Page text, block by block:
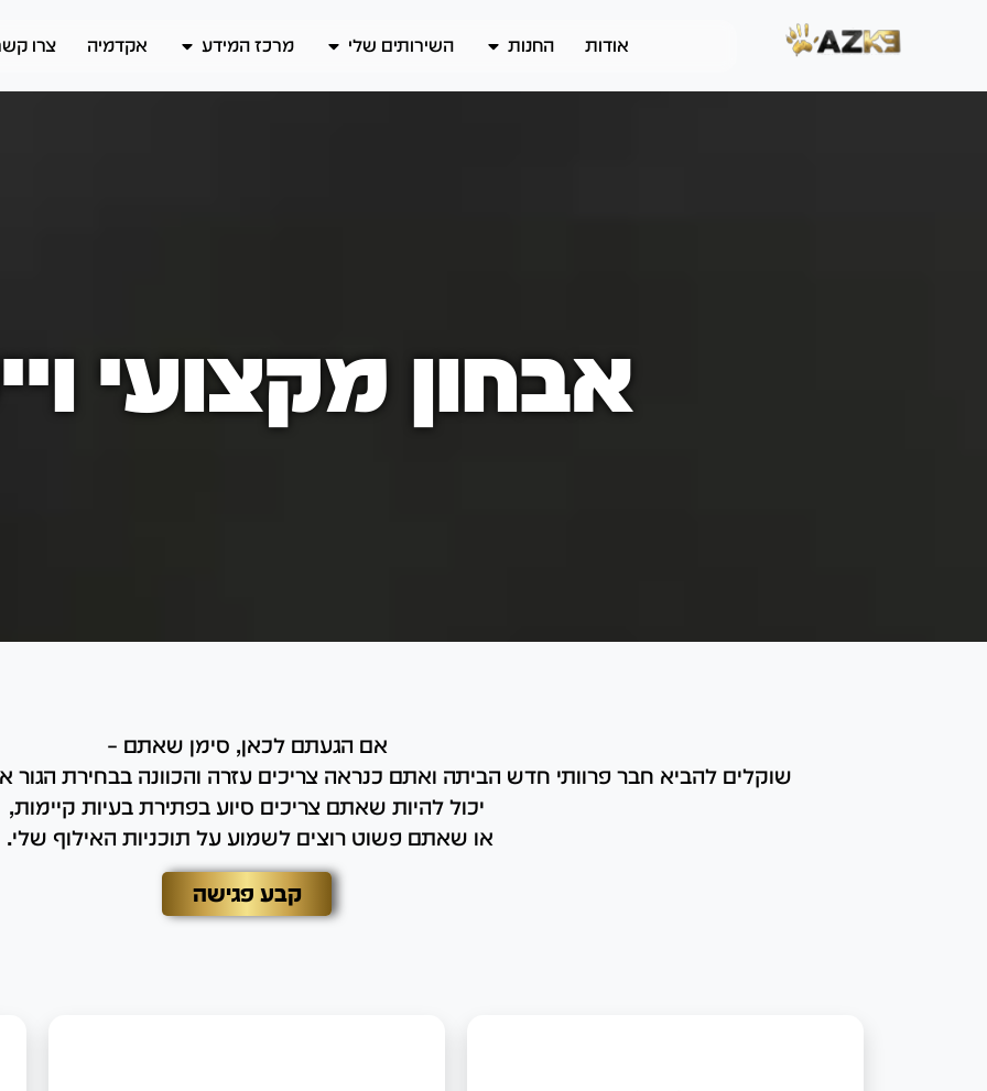
אודות החנות השירותים שלי מרכז המידע אקדמיה צרו
אבחון מקצועי
אם הגעתם לכאן, סימן שאתם –
שוקלים להביא חבר פרוותי חדש הביתה ואתם כנראה צריכים עזרה והכוונה בבחירת
יכול להיות שאתם צריכים סיוע בפתירת בעיות קיימות,
או שאתם פשוט רוצים לשמוע על תוכניות האילוף שלי.
קבע פגישה